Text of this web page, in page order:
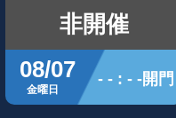
非開催
08/07
金曜日
- - : - -開門